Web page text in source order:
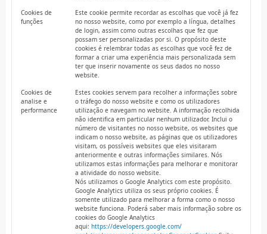
Cookies de
funções
Este cookie permite recordar as escolhas que você já fez
no nosso website, como por exemplo a língua, detalhes
de login, assim como outras escolhas que fez que
possam ser personalizadas por si. O propósito deste
cookies é relembrar todas as escolhas que você fez de
formar a criar uma experiência mais personalizada sem
ter que inserir novamente os seus dados no nosso
website.
Cookies de
analise e
performance
Estes cookies servem para recolher a informações sobre
o tráfego do nosso website e como os utilizadores
utilização e navegam no website. A informação recolhida
não identifica em particular nenhum utilizador. Inclui o
número de visitantes no nosso website, os websites que
indicam o nosso website, as páginas que os utilizadores
visitam, os possíveis websites que eles visitaram
anteriormente e outras informações similares. Nós
utilizamos estas informações para melhorar e monitorar
a atividade do nosso website.
Nós utilizamos o Google Analytics com este propósito.
Google Analytics utiliza os seus próprio cookies. É
somente utilizado para melhorar a forma como o nosso
website funciona. Poderá saber mais informação sobre os
cookies do Google Analytics
aqui: https://developers.google.com/